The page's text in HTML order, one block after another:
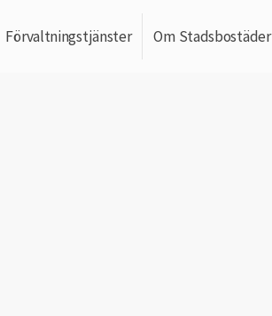
Förvaltningstjänster Om Stadsbostäder